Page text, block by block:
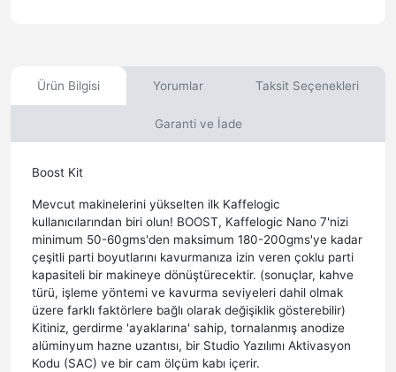
Ürün Bilgisi Yorumlar Taksit Seçenekleri
Garanti ve İade
Boost Kit
Mevcut makinelerini yükselten ilk Kaffelogic
kullanıcılarından biri olun! BOOST, Kaffelogic Nano 7'nizi
minimum 50-60gms'den maksimum 180-200gms'ye kadar
çeşitli parti boyutlarını kavurmanıza izin veren çoklu parti
kapasiteli bir makineye dönüştürecektir. (sonuçlar, kahve
türü, işleme yöntemi ve kavurma seviyeleri dahil olmak
üzere farklı faktörlere bağlı olarak değişiklik gösterebilir)
Kitiniz, gerdirme 'ayaklarına' sahip, tornalanmış anodize
alüminyum hazne uzantısı, bir Studio Yazılımı Aktivasyon
Kodu (SAC) ve bir cam ölçüm kabı içerir.